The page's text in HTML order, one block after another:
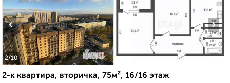
2/10
‹ ›
2-к квартира, вторичка, 75м², 16/16 этаж